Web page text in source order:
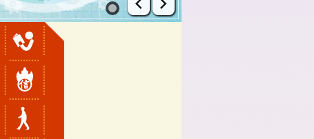
上一張幻燈片
下一張幻燈片